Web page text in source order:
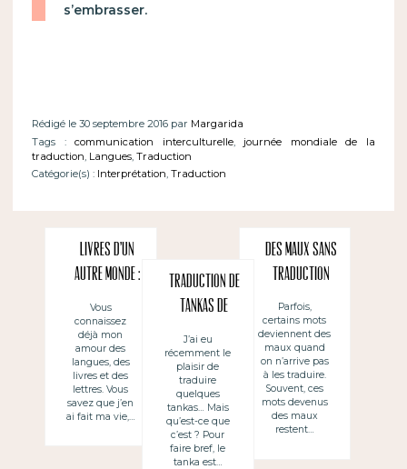
s’embrasser.
Rédigé le 30 septembre 2016 par Margarida
Tags :
communication interculturelle, journée mondiale de la
traduction, Langues, Traduction
Catégorie(s) : Interprétation, Traduction
Livres d’un
autre monde :
la lecture des
Français
entre best-
sellers et
traductions
Vous
connaissez
déjà mon
amour des
langues, des
livres et des
lettres. Vous
savez que j’en
ai fait ma vie,…
Traduction de
tankas de
Nicolas
Grenier
J’ai eu
récemment le
plaisir de
traduire
quelques
tankas… Mais
qu’est-ce que
c’est ? Pour
faire bref, le
tanka est…
Des maux sans
traduction
Parfois,
certains mots
deviennent des
maux quand
on n’arrive pas
à les traduire.
Souvent, ces
mots devenus
des maux
restent…